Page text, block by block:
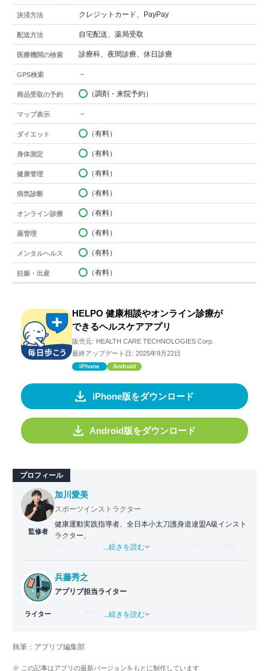
決済方法 クレジットカード、PayPay
配送方法 自宅配送、薬局受取
医療機関の検索 診療科、夜間診療、休日診療
GPS検索 －
商品受取の予約 （調剤・来院予約）
マップ表示 －
ダイエット （有料）
身体測定 （有料）
健康管理 （有料）
病気診断 （有料）
オンライン診療 （有料）
薬管理 （有料）
メンタルヘルス （有料）
妊娠・出産 （有料）
HELPO 健康相談やオンライン診療が
できるヘルスケアアプリ
販売元: HEALTH CARE TECHNOLOGIES Corp.
最終アップデート日: 2025年9月22日
iPhone Android
iPhone版をダウンロード
Android版をダウンロード
プロフィール
監修者
加川愛美
スポーツインストラクター
健康運動実践指導者、全日本小太刀護身道連盟A級インスト
ラクター。
2006年よりスポーツ教室を主宰し、小・中学生から高齢者
近年は、アプリ専門家としてラジオやセミナーにも登壇。
メディアや講演を通じて広く発信している。
...続きを読む
ライター
兵藤秀之
アプリブ担当ライター
バンタン電脳ゲーム学院（現：バンタンゲームアカデミ
タート。2014年からはヴォラーレ株式会社（現：ナイル株
...続きを読む
執筆：アプリブ編集部
※ この記事はアプリの最新バージョンをもとに制作しています